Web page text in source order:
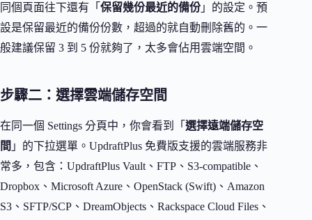
同個頁面往下還有「 保留幾份最近的備份 」的設定。預
設是保留最近的備份份數，超過的就自動刪除舊的。一
般建議保留 3 到 5 份就夠了，太多會佔用雲端空間。
步驟二：選擇雲端儲存空間
在同一個 Settings 分頁中，你會看到「 選擇遠端儲存空
間 」的下拉選單。UpdraftPlus 免費版支援的雲端服務非
常多，包含：UpdraftPlus Vault、FTP、S3-compatible、
Dropbox、Microsoft Azure、OpenStack (Swift)、Amazon
S3、SFTP/SCP、DreamObjects、Rackspace Cloud Files、